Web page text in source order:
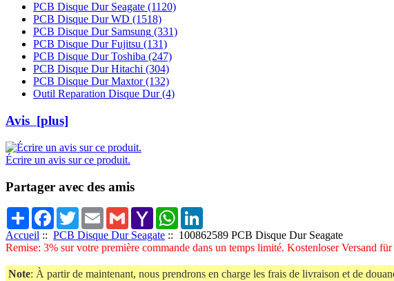
PCB Disque Dur Seagate (1120)
PCB Disque Dur WD (1518)
PCB Disque Dur Samsung (331)
PCB Disque Dur Fujitsu (131)
PCB Disque Dur Toshiba (247)
PCB Disque Dur Hitachi (304)
PCB Disque Dur Maxtor(132)
Outil Reparation Disque Dur(4)
Avis [plus]
Écrire un avis sur ce produit.
Partager avec des amis
Share Facebook
TwitterEmail Gmail Yahoo
Mail
WhatsApp
Accueil :: PCB Disque Dur Seagate :: 100862589 PCB Disque Dur Seagate
Remise: 3% sur votre première commande dans un temps limité. Kostenloser Versand
Note: À partir de maintenant, nous prendrons en charge les frais de livraison et de